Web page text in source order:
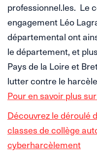
professionnel.les. Le
engagement Léo
départemental ont
le département, et
Pays de la Loire et
lutter contre le
Pour en savoir plus
Découvrez le déroulé
classes de collège
cyberharcèlement